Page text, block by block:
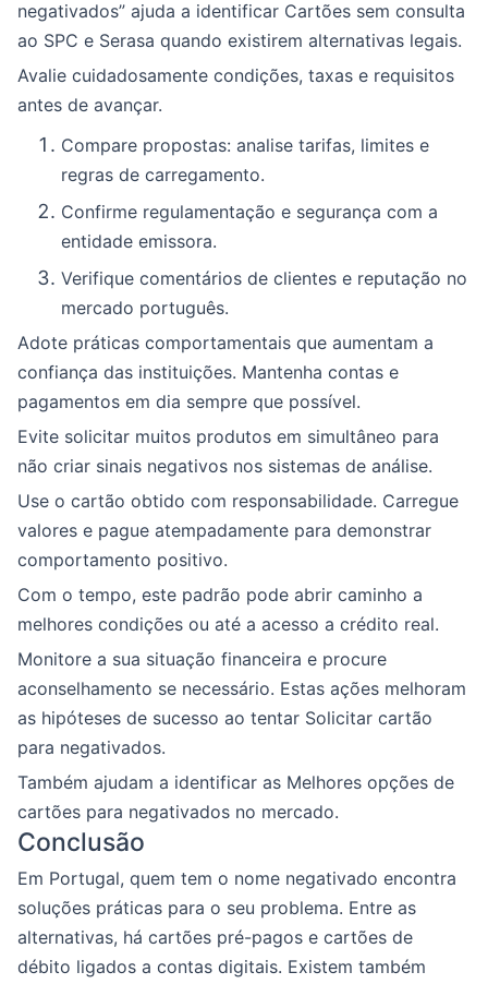
negativados” ajuda a identificar Cartões sem consulta
ao SPC e Serasa quando existirem alternativas legais.
Avalie cuidadosamente condições, taxas e requisitos
antes de avançar.
Compare propostas: analise tarifas, limites e
regras de carregamento.
Confirme regulamentação e segurança com a
entidade emissora.
Verifique comentários de clientes e reputação no
mercado português.
Adote práticas comportamentais que aumentam a
confiança das instituições. Mantenha contas e
pagamentos em dia sempre que possível.
Evite solicitar muitos produtos em simultâneo para
não criar sinais negativos nos sistemas de análise.
Use o cartão obtido com responsabilidade. Carregue
valores e pague atempadamente para demonstrar
comportamento positivo.
Com o tempo, este padrão pode abrir caminho a
melhores condições ou até a acesso a crédito real.
Monitore a sua situação financeira e procure
aconselhamento se necessário. Estas ações melhoram
as hipóteses de sucesso ao tentar Solicitar cartão
para negativados.
Também ajudam a identificar as Melhores opções de
cartões para negativados no mercado.
Conclusão
Em Portugal, quem tem o nome negativado encontra
soluções práticas para o seu problema. Entre as
alternativas, há cartões pré-pagos e cartões de
débito ligados a contas digitais. Existem também